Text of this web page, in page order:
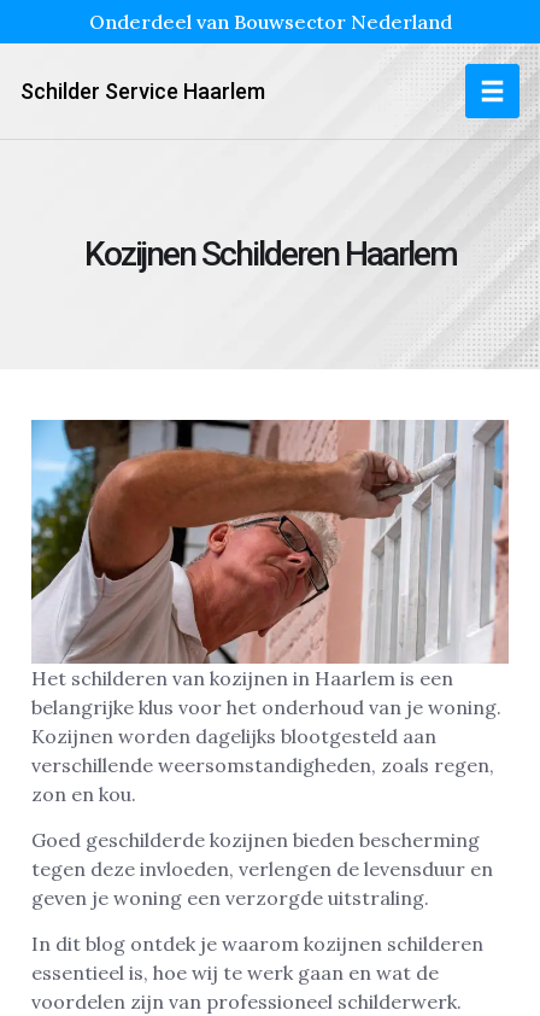
Onderdeel van Bouwsector Nederland
Schilder Service Haarlem
Kozijnen Schilderen Haarlem
Het schilderen van kozijnen in Haarlem is een
belangrijke klus voor het onderhoud van je woning.
Kozijnen worden dagelijks blootgesteld aan
verschillende weersomstandigheden, zoals regen,
zon en kou.
Goed geschilderde kozijnen bieden bescherming
tegen deze invloeden, verlengen de levensduur en
geven je woning een verzorgde uitstraling.
In dit blog ontdek je waarom kozijnen schilderen
essentieel is, hoe wij te werk gaan en wat de
voordelen zijn van professioneel schilderwerk.